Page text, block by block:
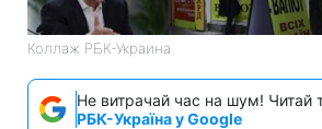
Коллаж РБК-Украина
Не витрачай час на шум! Читай
РБК-Україна у Google